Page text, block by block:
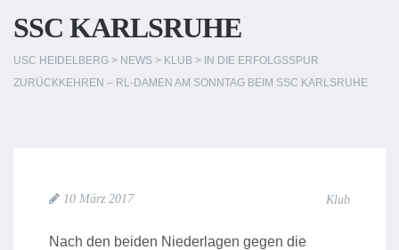
SSC KARLSRUHE
USC HEIDELBERG > NEWS > KLUB > IN DIE ERFOLGSSPUR
ZURÜCKKEHREN – RL-DAMEN AM SONNTAG BEIM SSC KARLSRUHE
10 März 2017 Klub
Nach den beiden Niederlagen gegen die